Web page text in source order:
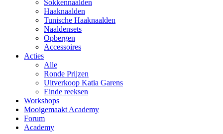
Sokkennaalden
Haaknaalden
Tunische Haaknaalden
Naaldensets
Opbergen
Accessoires
Acties
Alle
Ronde Prijzen
Uitverkoop Katia Garens
Einde reeksen
Workshops
Mooigemaakt Academy
Forum
Academy